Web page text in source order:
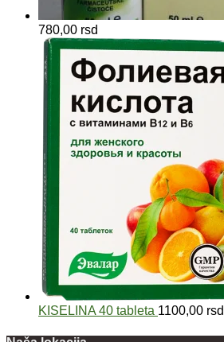
780,00 rsd
KISELINA 40 tableta 1100,00 rsd